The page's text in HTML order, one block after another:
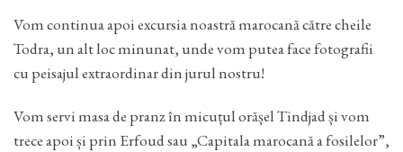
Vom continua apoi excursia noastră marocană către cheile
Todra, un alt loc minunat, unde vom putea face fotografii
cu peisajul extraordinar din jurul nostru!
Vom servi masa de pranz în micuțul orășel Tindjad și vom
trece apoi și prin Erfoud sau „Capitala marocană a fosilelor”,